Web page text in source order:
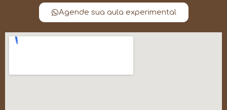
Agende sua aula experimental